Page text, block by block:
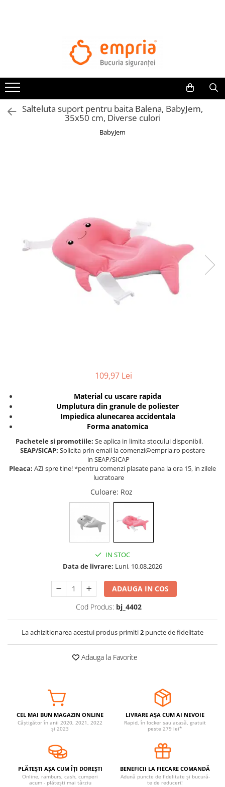
Bariere protectie pentru pat
Protectii mobilier
Banda protectie mobila copii
Poarta siguranta copii
Deflectoare pentru aer conditionat
Ochelari de soare
Palarii protectie UV
Accesorii plaja
Puericultura mare
Somnul bebelusului
Carucioare si scaune auto
Ingrijire bebe si mama
Igiena si ingrijire bebelusi
Accesorii bebelusi / nou-nascuti
Perne si saltele bebelusi
Diversificare bebelusi
Baia bebelusului
Jucarii copii si jocuri educative
Covorase ortopedice senzoriale
Cuburi magnetice JollyHeap®
Rechizite scolare
LEGO
Stikere decorative si covoare
Stickere decorative
Covorase de joaca
Salteluta suport pentru baita Balena, BabyJem,
35x50 cm, Diverse culori
BabyJem
109,97 Lei
Material cu uscare rapida
Umplutura din granule de poliester
Impiedica alunecarea accidentala
Forma anatomica
Pachetele si promotiile: Se aplica in limita stocului disponibil.
SEAP/SICAP: Solicita prin email la comenzi@empria.ro postare
in SEAP/SICAP
Pleaca: AZI spre tine! *pentru comenzi plasate pana la ora 15, in zilele
lucratoare
Culoare: Roz
IN STOC
Data de livrare: Luni, 10.08.2026
ADAUGA IN COS
Cod Produs: bj_4402
La achizitionarea acestui produs primiti2 puncte de fidelitate
Adauga la Favorite
CEL MAI BUN MAGAZIN ONLINE
Câștigător în anii 2020, 2021, 2022
și 2023
LIVRARE AȘA CUM AI NEVOIE
Rapid, în locker sau acasă, gratuit
peste 279 lei*
PLĂTEȘTI AȘA CUM ÎȚI DOREȘTI
Online, ramburs, cash, cumperi
acum - plătești mai târziu
BENEFICII LA FIECARE COMANDĂ
Adună puncte de fidelitate și bucură-
te de reduceri!